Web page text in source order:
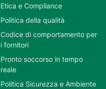
Etica e Compliance
Politica della qualità
Codice di comportamento per
i fornitori
Pronto soccorso in tempo
reale
Politica Sicurezza e Ambiente